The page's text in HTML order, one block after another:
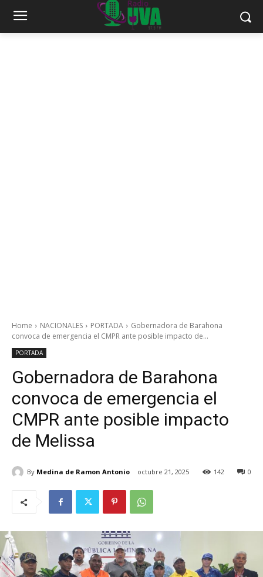
Home NACIONALES PORTADA
Gobernadora de Barahona
convoca de emergencia el CMPR ante posible impacto de...
PORTADA
Gobernadora de Barahona
convoca de emergencia el
CMPR ante posible impacto
de Melissa
By Medina de Ramon Antonio octubre 21, 2025 0
142